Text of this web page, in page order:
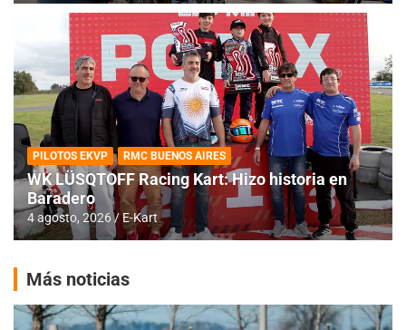
PILOTOS EKVP RMC BUENOS AIRES
WK LÜSQTOFF Racing Kart: Hizo historia en
Baradero
4 agosto, 2026 E-Kart
Más noticias